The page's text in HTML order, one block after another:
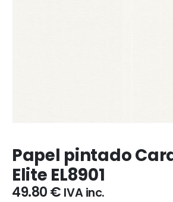
Papel pintado
Elite EL8901
49.80€ IVA inc.